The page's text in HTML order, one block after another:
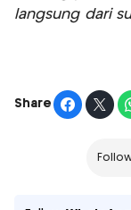
langsung dari
Share